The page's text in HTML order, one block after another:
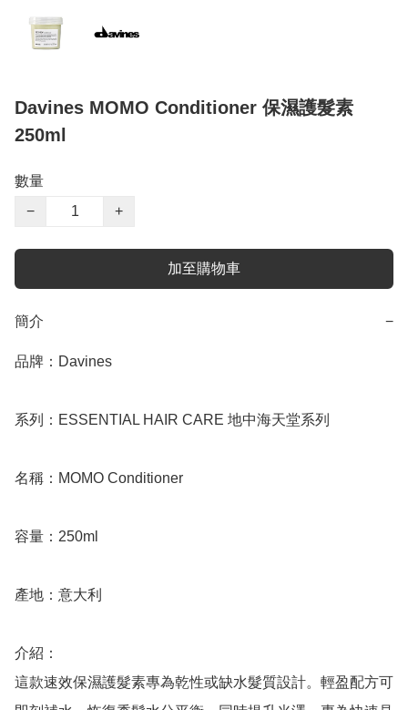
Davines MOMO Conditioner 保濕護髮素
250ml
數量
−
+
加至購物車
簡介 −
品牌：Davines
系列：ESSENTIAL HAIR CARE 地中海天堂系列
名稱：MOMO Conditioner
容量：250ml
產地：意大利
介紹：
這款速效保濕護髮素專為乾性或缺水髮質設計。輕盈配方可